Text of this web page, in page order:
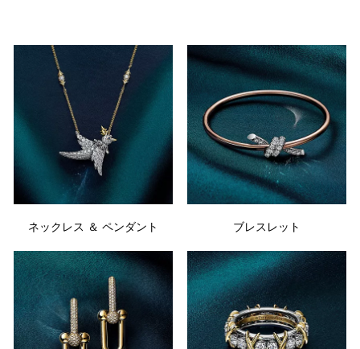
ネックレス ＆ ペンダント ブレスレット